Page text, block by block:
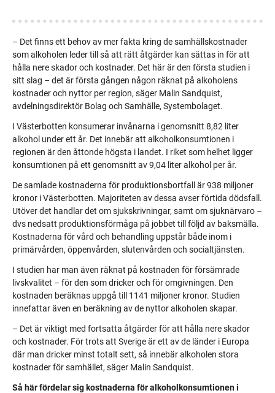
– Det finns ett behov av mer fakta kring de samhällskostnader
som alkoholen leder till så att rätt åtgärder kan sättas in för att
hålla nere skador och kostnader. Det här är den första studien i
sitt slag – det är första gången någon räknat på alkoholens
kostnader och nyttor per region, säger Malin Sandquist,
avdelnings­­direktör Bolag och Samhälle, Systembolaget.
I Västerbotten konsumerar invånarna i genomsnitt 8,82 liter
alkohol under ett år. Det innebär att alkoholkonsumtionen i
regionen är den åttonde högsta i landet. I riket som helhet ligger
konsumtionen på ett genomsnitt av 9,04 liter alkohol per år.
De samlade kostnaderna för produktionsbortfall är 938 miljoner
kronor i Västerbotten. Majoriteten av dessa avser förtida dödsfall.
Utöver det handlar det om sjukskrivningar, samt om sjuknärvaro –
dvs nedsatt produktionsförmåga på jobbet till följd av baksmälla.
Kostnaderna för vård och behandling uppstår både inom i
primärvården, öppenvården, slutenvården och socialtjänsten.
I studien har man även räknat på kostnaden för försämrade
livskvalitet – för den som dricker och för omgivningen. Den
kostnaden beräknas uppgå till 1141 miljoner kronor. Studien
innefattar även en beräkning av de nyttor alkoholen skapar.
– Det är viktigt med fortsatta åtgärder för att hålla nere skador
och kostnader. För trots att Sverige är ett av de länder i Europa
där man dricker minst totalt sett, så innebär alkoholen stora
kostnader för samhället, säger Malin Sandquist.
Så här fördelar sig kostnaderna för alkoholkonsumtionen i